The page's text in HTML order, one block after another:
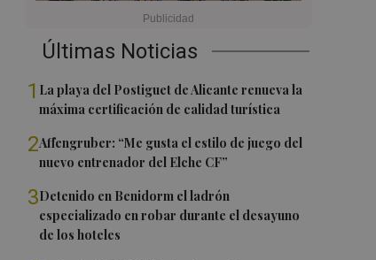
Últimas Noticias
1 La playa del Postiguet de Alicante renueva la
máxima certificación de calidad turística
2Affengruber: “Me gusta el estilo de juego del
nuevo entrenador del Elche CF”
3Detenido en Benidorm el ladrón
especializado en robar durante el desayuno
de los hoteles